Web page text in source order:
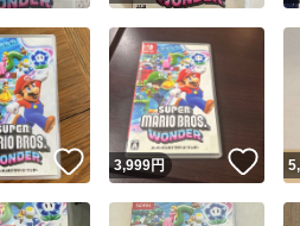
いいね！
3,999円 い